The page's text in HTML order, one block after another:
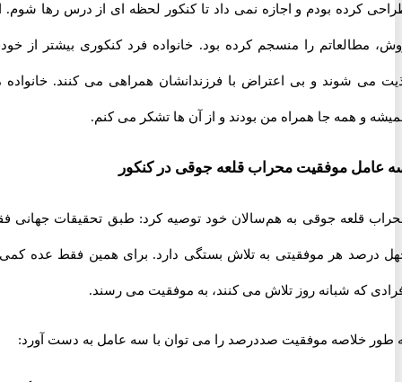
کرده بودم و اجازه نمی داد تا کنکور لحظه ای از درس رها شوم. این
را منسجم کرده بود. خانواده فرد کنکوری بیشتر از خودش
شوند و بی اعتراض با فرزندانشان همراهی می کنند. خانواده من
و همه جا همراه من بودند و از آن ها تشکر می کنم.
موفقیت محراب قلعه جوقی در کنکور
قلعه جوقی به هم‌سالان خود توصیه کرد: طبق تحقیقات جهانی فقط
هر موفقیتی به تلاش بستگی دارد. برای همین فقط عده کمی از
که شبانه روز تلاش می کنند، به موفقیت می رسند.
خلاصه موفقیت صددرصد را می توان با سه عامل به دست آورد: